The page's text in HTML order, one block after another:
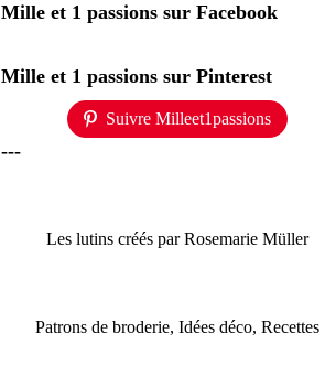
Mille et 1 passions sur Facebook
Mille et 1 passions sur Pinterest
Suivre Milleet1passions
---
Les lutins créés par Rosemarie Müller
Patrons de broderie, Idées déco, Recettes